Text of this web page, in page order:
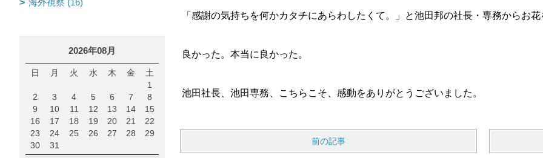
「感謝の気持ちを何かカタチにあらわしたくて。」と池田邦の社長・専務からお
良かった。本当に良かった。
池田社長、池田専務、こちらこそ、感動をありがとうございました。
前の記事
海外視察 (16)
2026年08月
日 月 火 水 木 金
土
1
2
3 4 5 6 7
8
9
10 11 12 13 14
15
16
17 18 19 20 21
22
23
24 25 26 27 28
29
30
31